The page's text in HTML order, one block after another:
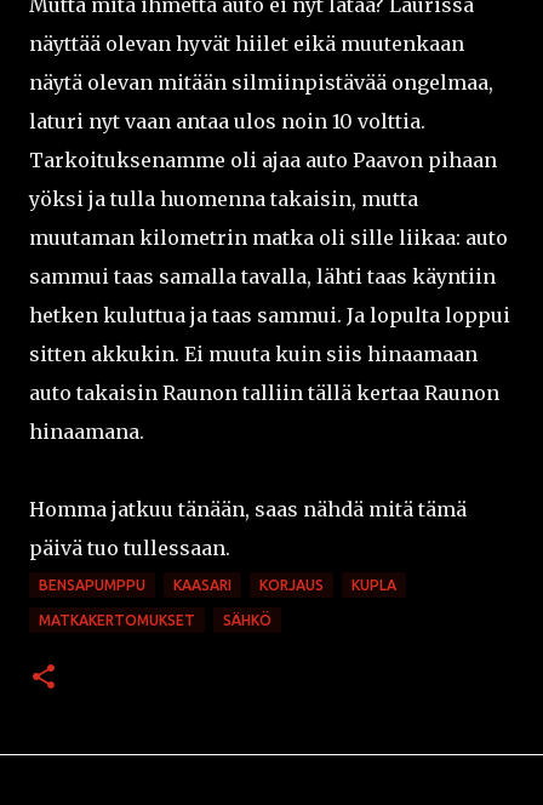
Mutta mitä ihmettä auto ei nyt lataa? Laurissa
näyttää olevan hyvät hiilet eikä muutenkaan
näytä olevan mitään silmiinpistävää ongelmaa,
laturi nyt vaan antaa ulos noin 10 volttia.
Tarkoituksenamme oli ajaa auto Paavon pihaan
yöksi ja tulla huomenna takaisin, mutta
muutaman kilometrin matka oli sille liikaa: auto
sammui taas samalla tavalla, lähti taas käyntiin
hetken kuluttua ja taas sammui. Ja lopulta loppui
sitten akkukin. Ei muuta kuin siis hinaamaan
auto takaisin Raunon talliin tällä kertaa Raunon
hinaamana.
Homma jatkuu tänään, saas nähdä mitä tämä
päivä tuo tullessaan.
BENSAPUMPPU KAASARI KORJAUS KUPLA
MATKAKERTOMUKSET SÄHKÖ